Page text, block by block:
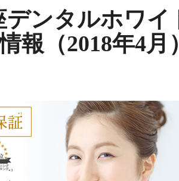
デンタルホワイ
報（2018年4月）